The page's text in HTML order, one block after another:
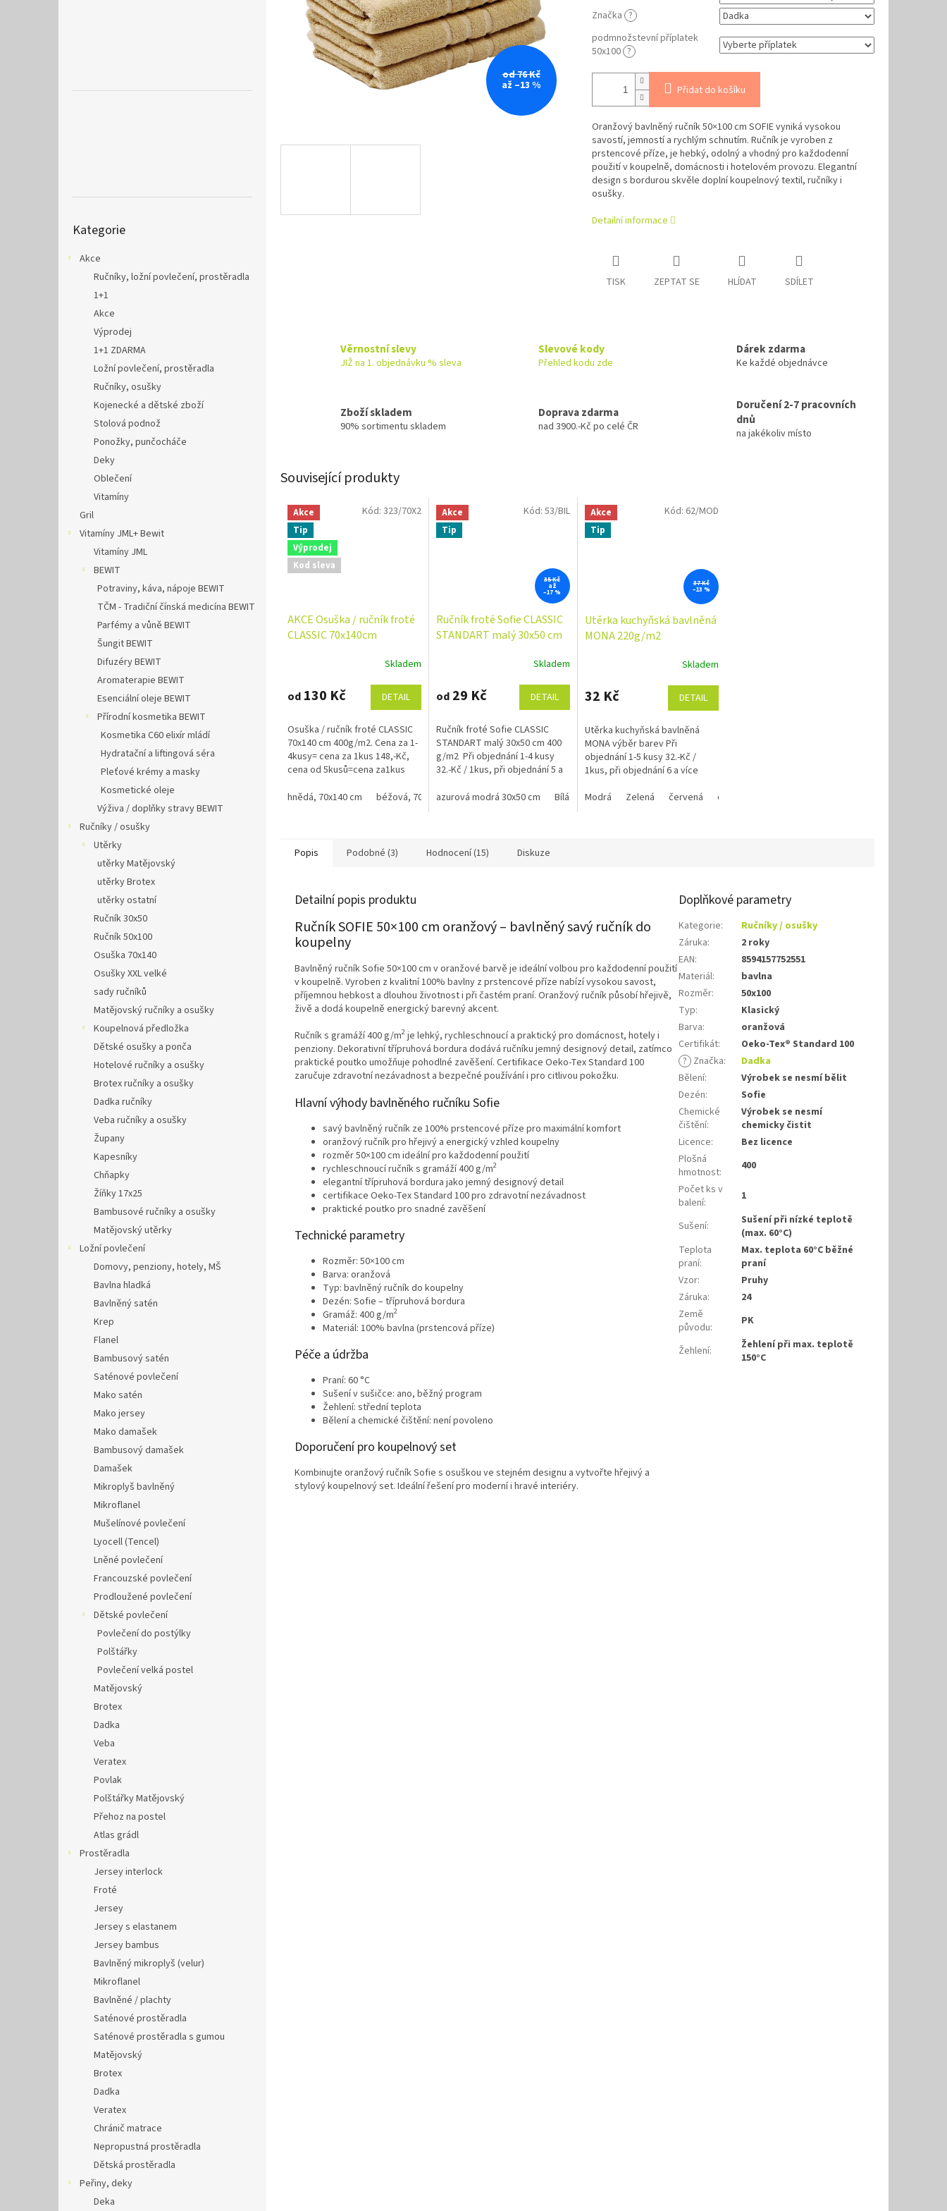
kategorie
Kategorie
Akce
Ručníky, ložní povlečení, prostěradla
1+1
Akce
Výprodej
1+1 ZDARMA
Ložní povlečení, prostěradla
Ručníky, osušky
Kojenecké a dětské zboží
Stolová podnož
Ponožky, punčocháče
Deky
Oblečení
Vitamíny
Gril
Vitamíny JML+ Bewit
Vitamíny JML
BEWIT
Potraviny, káva, nápoje BEWIT
TČM - Tradiční čínská medicína BEWIT
Parfémy a vůně BEWIT
Šungit BEWIT
Difuzéry BEWIT
Aromaterapie BEWIT
Esenciální oleje BEWIT
Přírodní kosmetika BEWIT
Kosmetika C60 elixír mládí
Hydratační a liftingová séra
Pleťové krémy a masky
Kosmetické oleje
Výživa / doplňky stravy BEWIT
Ručníky / osušky
Utěrky
utěrky Matějovský
utěrky Brotex
utěrky ostatní
Ručník 30x50
Ručník 50x100
Osuška 70x140
Osušky XXL velké
sady ručníků
Matějovský ručníky a osušky
Koupelnová předložka
Dětské osušky a ponča
Hotelové ručníky a osušky
Brotex ručníky a osušky
Dadka ručníky
Veba ručníky a osušky
Župany
Kapesníky
Chňapky
Žíňky 17x25
Bambusové ručníky a osušky
Matějovský utěrky
Ložní povlečení
Domovy, penziony, hotely, MŠ
Bavlna hladká
Bavlněný satén
Krep
Flanel
Bambusový satén
Saténové povlečení
Mako satén
Mako jersey
Mako damašek
Bambusový damašek
Damašek
Mikroplyš bavlněný
Mikroflanel
Mušelínové povlečení
Lyocell (Tencel)
Lněné povlečení
Francouzské povlečení
Prodloužené povlečení
Dětské povlečení
Povlečení do postýlky
Polštářky
Povlečení velká postel
Matějovský
Brotex
Dadka
Veba
Veratex
Povlak
Polštářky Matějovský
Přehoz na postel
Atlas grádl
Prostěradla
Jersey interlock
Froté
Jersey
Jersey s elastanem
Jersey bambus
Bavlněný mikroplyš (velur)
Mikroflanel
Bavlněné / plachty
Saténové prostěradla
Saténové prostěradla s gumou
Matějovský
Brotex
Dadka
Veratex
Chránič matrace
Nepropustná prostěradla
Dětská prostěradla
Peřiny, deky
Deka
od 76 Kč
až –13 %
Značka ?
podmnožstevní příplatek
50x100 ?
Přidat do košíku
Oranžový bavlněný ručník 50×100 cm SOFIE vyniká vysokou
savostí, jemností a rychlým schnutím. Ručník je vyroben z
prstencové příze, je hebký, odolný a vhodný pro každodenní
použití v koupelně, domácnosti i hotelovém provozu. Elegantní
design s bordurou skvěle doplní koupelnový textil, ručníky i
osušky.
Detailní informace
TISK ZEPTAT SE HLÍDAT SDÍLET
Věrnostní slevy
JIŽ na 1. objednávku % sleva
Slevové kody
Přehled kodu zde
Dárek zdarma
Ke každé objednávce
Zboží skladem
90% sortimentu skladem
Doprava zdarma
nad 3900.-Kč po celé ČR
Doručení 2-7 pracovních
dnů
na jakékoliv místo
Související produkty
Akce
Tip
Výprodej
Kod sleva
AKCE Osuška / ručník froté
CLASSIC 70x140cm
produktu
z
5
hvězdiček.
Skladem
od 130 Kč DETAIL
Osuška / ručník froté CLASSIC
70x140 cm 400g/m2. Cena za 1-
4kusy= cena za 1kus 148,-Kč,
cena od 5kusů=cena za1kus
a žlutá barva od 135.-Kč ,...
hnědá, 70x140 cm béžová, 70x140 cm černá, 70x140 cm červená, 70x140 cm krémová, 70x140cm
Kód: 323/70X2
Akce
Tip
35 Kč
až
–17 %
Ručník froté Sofie CLASSIC
STANDART malý 30x50 cm
produktu
z
5
hvězdiček.
Skladem
od29 Kč DETAIL
Ručník froté Sofie CLASSIC
STANDART malý 30x50 cm 400
g/m2 Při objednání 1-4 kusy
32.-Kč / 1kus, při objednání 5 a
krémová, béžová a žlutá...
azurová modrá 30x50 cm Bílá 30x50 cm žlutá 30x50 cm zelená pistáciová 30x50 cm
Kód: 53/BIL
Akce
Tip
37 Kč
–13 %
Utěrka kuchyňská bavlněná
MONA 220g/m2
produktu
z
5
hvězdiček.
Skladem
32 Kč DETAIL
Utěrka kuchyňská bavlněná
MONA výběr barev Při
objednání 1-5 kusy 32.-Kč /
1kus, při objednání 6 a více
náš věrnostní program se...
Modrá Zelená červená oranžová
Kód: 62/MOD
Popis Podobné (3) Hodnocení (15) Diskuze
Detailní popis produktu
Ručník SOFIE 50×100 cm oranžový – bavlněný savý ručník do
koupelny
Bavlněný ručník Sofie 50×100 cm v oranžové barvě je ideální volbou pro každodenní použití
v koupelně. Vyroben z kvalitní 100% bavlny z prstencové příze nabízí vysokou savost,
příjemnou hebkost a dlouhou životnost i při častém praní. Oranžový ručník působí hřejivě,
živě a dodá koupelně energický barevný akcent.
Ručník s gramáží 400 g/m2 je lehký, rychleschnoucí a praktický pro domácnost, hotely i
penziony. Dekorativní třípruhová bordura dodává ručníku jemný designový detail, zatímco
praktické poutko umožňuje pohodlné zavěšení. Certifikace Oeko-Tex Standard 100
zaručuje zdravotní nezávadnost a bezpečné používání i pro citlivou pokožku.
Hlavní výhody bavlněného ručníku Sofie
savý bavlněný ručník ze 100% prstencové příze pro maximální komfort
oranžový ručník pro hřejivý a energický vzhled koupelny
rozměr 50×100 cm ideální pro každodenní použití
rychleschnoucí ručník s gramáží 400 g/m2
elegantní třípruhová bordura jako jemný designový detail
certifikace Oeko-Tex Standard 100 pro zdravotní nezávadnost
praktické poutko pro snadné zavěšení
Technické parametry
Rozměr: 50×100 cm
Barva: oranžová
Typ: bavlněný ručník do koupelny
Dezén: Sofie – třípruhová bordura
Gramáž: 400 g/m2
Materiál: 100% bavlna (prstencová příze)
Péče a údržba
Praní: 60 °C
Sušení v sušičce: ano, běžný program
Žehlení: střední teplota
Bělení a chemické čištění: není povoleno
Doporučení pro koupelnový set
Kombinujte oranžový ručník Sofie s osuškou ve stejném designu a vytvořte hřejivý a
stylový koupelnový set. Ideální řešení pro moderní i hravé interiéry.
Doplňkové parametry
Kategorie:
Ručníky / osušky
Záruka:
2 roky
EAN:
8594157752551
Materiál:
bavlna
Rozměr:
50x100
Typ:
Klasický
Barva:
oranžová
Certifikát:
Oeko-Tex® Standard 100
? Značka:
Dadka
Bělení:
Výrobek se nesmí bělit
Dezén:
Sofie
Chemické
čištění:
Výrobek se nesmí
chemicky čistit
Licence:
Bez licence
Plošná
hmotnost:
400
Počet ks v
balení: 1
Sušení:
Sušení při nízké teplotě
(max. 60°C)
Teplota
praní:
Max. teplota 60°C běžné
praní
Vzor:
Pruhy
Záruka:
24
Země
původu: PK
Žehlení:
Žehlení při max. teplotě
150°C